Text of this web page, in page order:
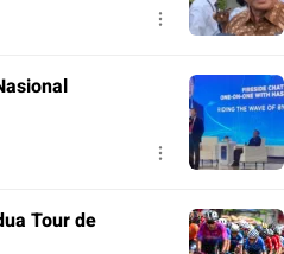
Tour de